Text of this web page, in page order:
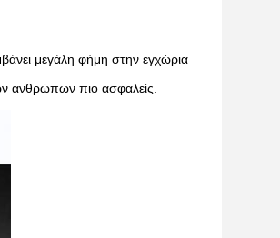
μεγάλη φήμη στην εγχώρια
ανθρώπων πιο ασφαλείς.